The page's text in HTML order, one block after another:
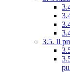
3.5. Il